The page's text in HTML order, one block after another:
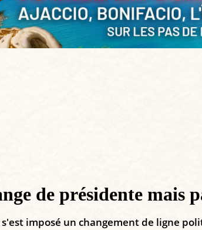
de présidente mais
imposé un changement de ligne